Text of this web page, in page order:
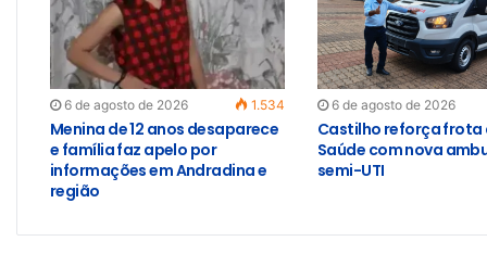
6 de agosto de 2026 1.534
Menina de 12 anos desaparece
e família faz apelo por
informações em Andradina e
região
6 de agosto de 2026
Castilho reforça frota
Saúde com nova
semi-UTI